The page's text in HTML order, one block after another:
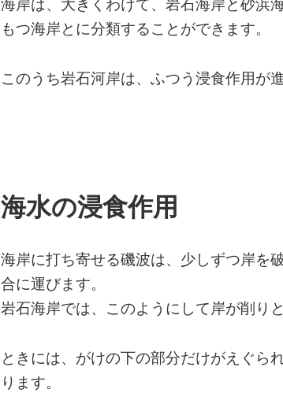
もつ海岸とに分類することができます。
このうち岩石河岸は、ふつう浸食作用が
海水の浸食作用
海岸に打ち寄せる磯波は、少しずつ岸を
合に運びます。
岩石海岸では、このようにして岸が削り
ときには、がけの下の部分だけがえぐら
ります。